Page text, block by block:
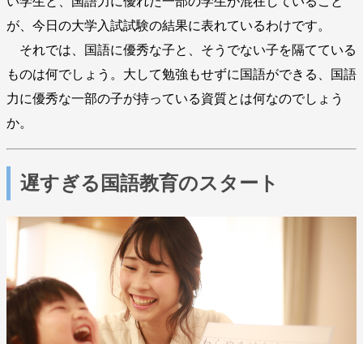
が、今日の大学入試試験の結果に表れているわけです。
それでは、国語に優秀な子と、そうでない子を隔てている
ものは何でしょう。大して勉強もせずに国語ができる、国語
力に優秀な一部の子が持っている資質とは何なのでしょう
か。
遅すぎる国語教育のスタート